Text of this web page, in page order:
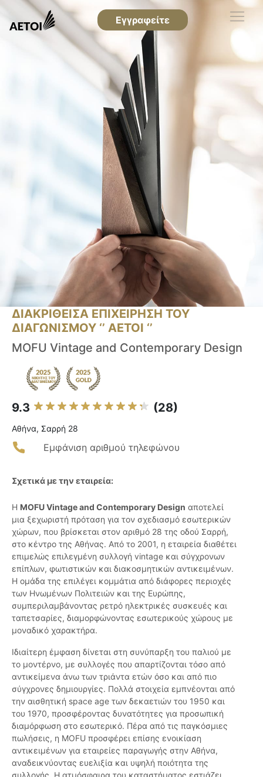
Εγγραφείτε
ΔΙΑΚΡΙΘΕΙΣΑ ΕΠΙΧΕΙΡΗΣΗ ΤΟΥ
ΔΙΑΓΩΝΙΣΜΟΥ ‘’ ΑΕΤΟΙ ‘’
MOFU Vintage and Contemporary Design
9.3 (28)
Αθήνα, Σαρρή 28
Εμφάνιση αριθμού τηλεφώνου
Σχετικά με την εταιρεία:
Η MOFU Vintage and Contemporary Design αποτελεί
μια ξεχωριστή πρόταση για τον σχεδιασμό εσωτερικών
χώρων, που βρίσκεται στον αριθμό 28 της οδού Σαρρή,
στο κέντρο της Αθήνας. Από το 2001, η εταιρεία διαθέτει
επιμελώς επιλεγμένη συλλογή vintage και σύγχρονων
επίπλων, φωτιστικών και διακοσμητικών αντικειμένων.
Η ομάδα της επιλέγει κομμάτια από διάφορες περιοχές
των Ηνωμένων Πολιτειών και της Ευρώπης,
συμπεριλαμβάνοντας ρετρό ηλεκτρικές συσκευές και
ταπετσαρίες, διαμορφώνοντας εσωτερικούς χώρους με
μοναδικό χαρακτήρα.
Ιδιαίτερη έμφαση δίνεται στη συνύπαρξη του παλιού με
το μοντέρνο, με συλλογές που απαρτίζονται τόσο από
αντικείμενα άνω των τριάντα ετών όσο και από πιο
σύγχρονες δημιουργίες. Πολλά στοιχεία εμπνέονται από
την αισθητική space age των δεκαετιών του 1950 και
του 1970, προσφέροντας δυνατότητες για προσωπική
διαμόρφωση στο εσωτερικό. Πέρα από τις παγκόσμιες
πωλήσεις, η MOFU προσφέρει επίσης ενοικίαση
αντικειμένων για εταιρείες παραγωγής στην Αθήνα,
αναδεικνύοντας ευελιξία και υψηλή ποιότητα της
συλλογής. Η ατμόσφαιρα του καταστήματος εστιάζει